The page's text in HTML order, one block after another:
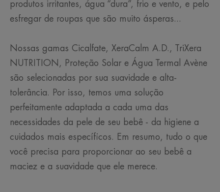
produtos irritantes, água “dura”, frio e vento, e pelo
esfregar de roupas que são muito ásperas...
Nossas gamas Cicalfate, XeraCalm A.D., TriXera
NUTRITION, Proteção Solar e Água Termal Avène
são selecionadas por sua suavidade e alta-
tolerância. Por isso, temos uma solução
perfeitamente adaptada a cada uma das
necessidades da pele de seu bebê - da higiene a
cuidados mais específicos. Em resumo, tudo o que
você precisa para proporcionar ao seu bebê a
maciez e a suavidade que ele merece.